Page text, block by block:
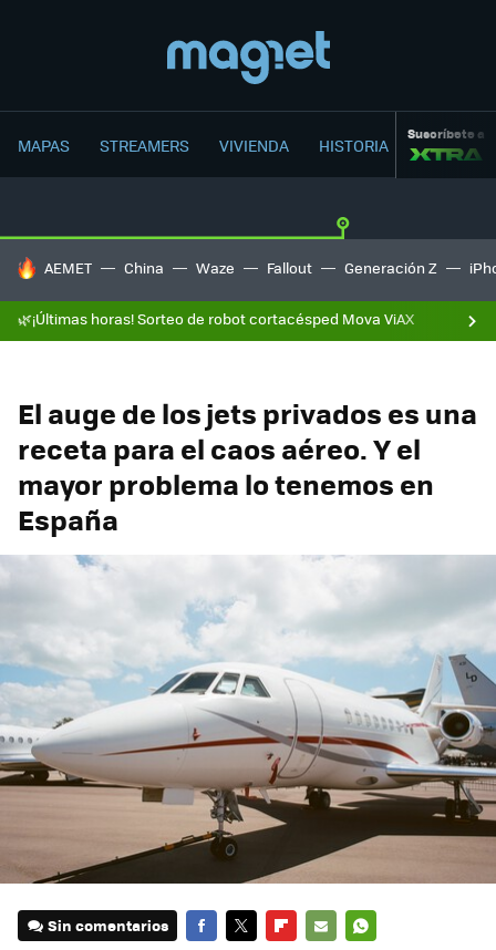
MAPAS STREAMERS VIVIENDA HISTORIA Suscríbete a
HOY SE HABLA DE
AEMET China Waze Fallout Generación Z
🌿¡Últimas horas! Sorteo de robot cortacésped Mova ViAX
El auge de los jets privados es una
receta para el caos aéreo. Y el
mayor problema lo tenemos en
España
Sin comentarios